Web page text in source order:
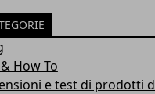
How To
e test di prodotti